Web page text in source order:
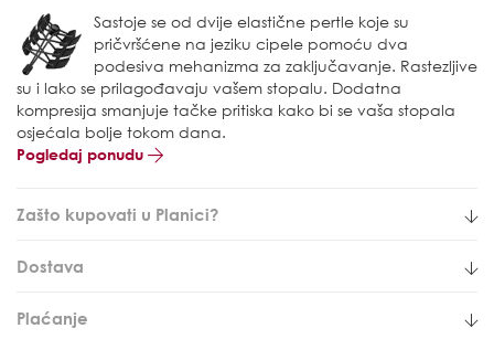
Sastoje se od dvije elastične pertle koje su
pričvršćene na jeziku cipele pomoću dva
podesiva mehanizma za zaključavanje. Rastezljive
su i lako se prilagođavaju vašem stopalu. Dodatna
kompresija smanjuje tačke pritiska kako bi se vaša stopala
osjećala bolje tokom dana.
Pogledaj ponudu
Zašto kupovati u Planici?
Dostava
Plaćanje